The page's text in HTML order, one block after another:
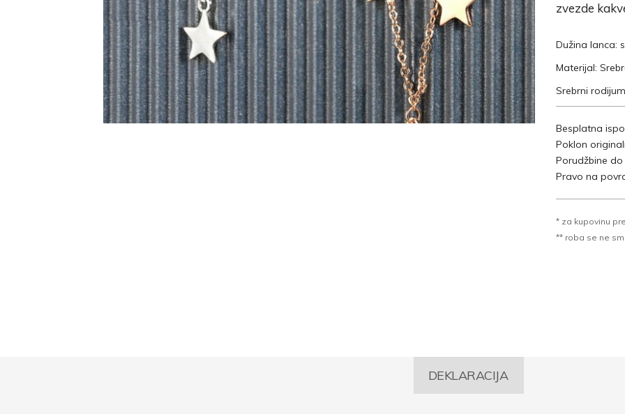
zvezde
Dužina lanca:
Materijal:
Srebrni
Besplatna
Poklon
Porudžbine
Pravo na
* za kupovinu
** roba se ne
DEKLARACIJA